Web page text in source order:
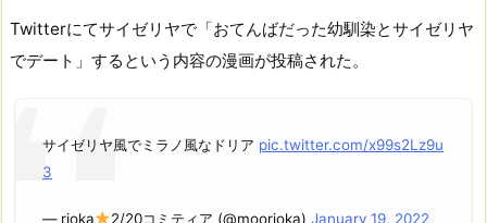
Twitterにてサイゼリヤで「おてんばだった幼馴染とサイゼリヤ
でデート」するという内容の漫画が投稿された。
サイゼリヤ風でミラノ風なドリア pic.twitter.com/x99s2Lz9u
3
— rioka 2/20コミティア (@moorioka)January 19, 2022